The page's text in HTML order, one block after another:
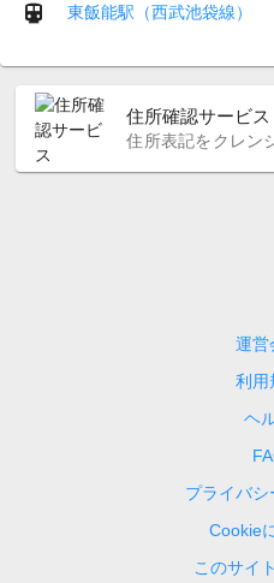
東飯能駅（西武池袋線）
住所確認サービス
住所表記をクレン
運営
利用
ヘ
プライバシ
Cookie
このサイ